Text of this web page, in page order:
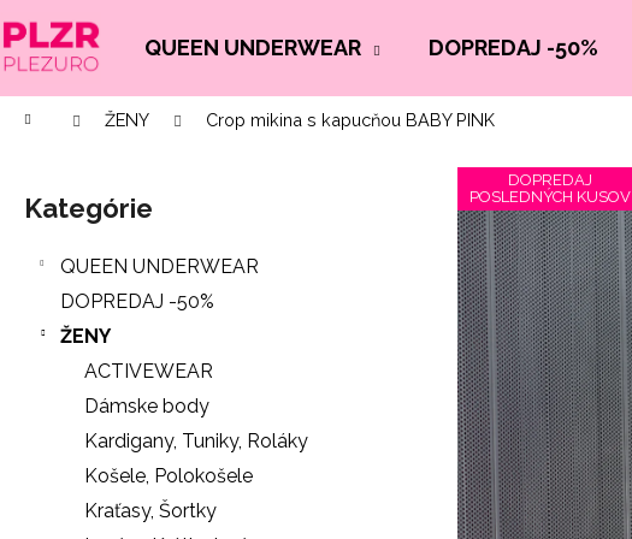
na
obsah
QUEEN UNDERWEAR DOPREDAJ -50%
DomovŽENY Crop mikina s kapucňou BABY PINK
Preskočiť
kategórie
Kategórie
QUEEN UNDERWEAR
DOPREDAJ -50%
ŽENY
ACTIVEWEAR
Dámske body
Kardigany, Tuniky, Roláky
Košele, Polokošele
Kraťasy, Šortky
DOPREDAJ
POSLEDNÝCH KUSOV
K
o
š
Späť
do
obchodu
Späť
do
obchodu
Č
p
e